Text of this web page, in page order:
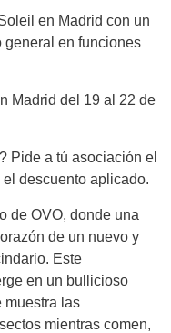
en Madrid con un
general en funciones
Madrid del 19 al 22 de
Pide a tú asociación el
descuento aplicado.
de OVO, donde una
de un nuevo y
Este
en un bullicioso
muestra las
mientras comen,